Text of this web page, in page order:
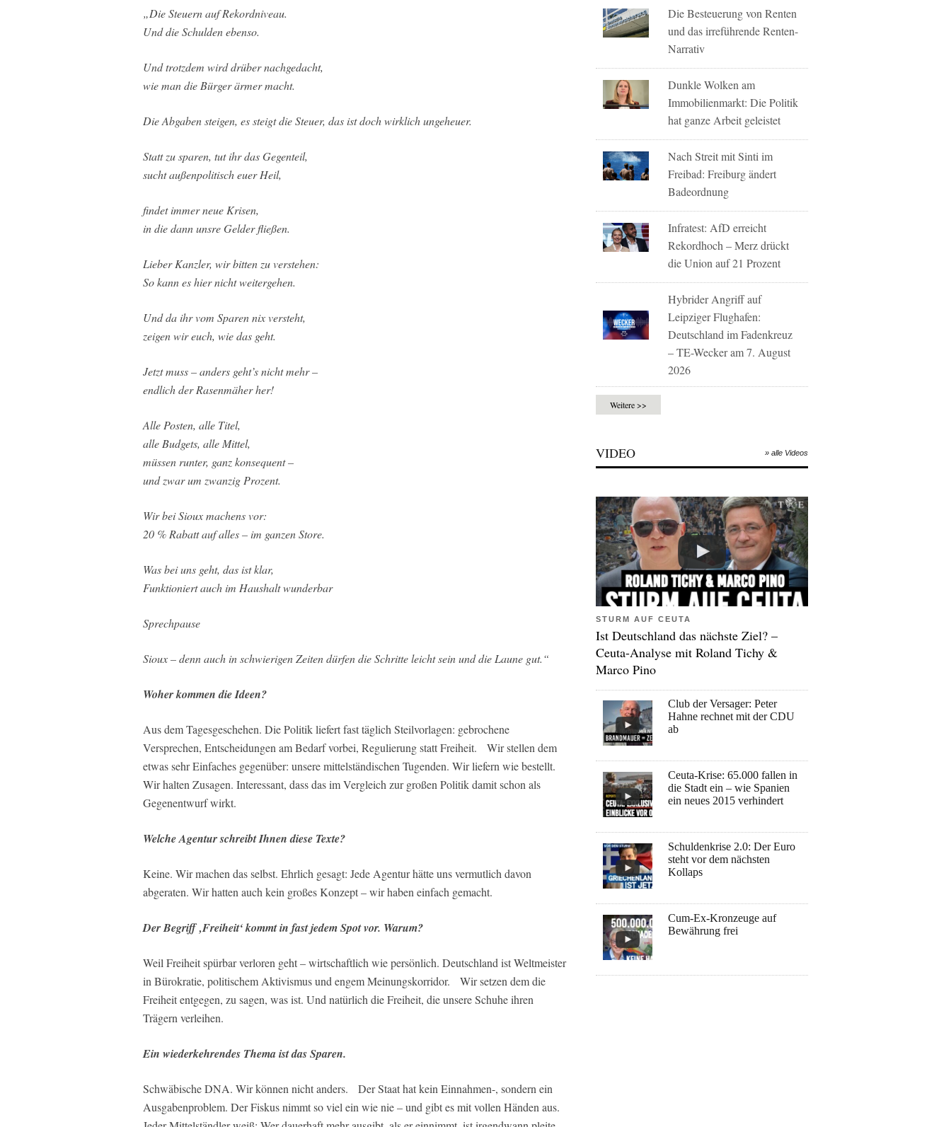
„Die Steuern auf Rekordniveau.
Und die Schulden ebenso.
Und trotzdem wird drüber nachgedacht,
wie man die Bürger ärmer macht.
Die Abgaben steigen, es steigt die Steuer, das ist doch wirklich ungeheuer.
Statt zu sparen, tut ihr das Gegenteil,
sucht außenpolitisch euer Heil,
findet immer neue Krisen,
in die dann unsre Gelder fließen.
Lieber Kanzler, wir bitten zu verstehen:
So kann es hier nicht weitergehen.
Und da ihr vom Sparen nix versteht,
zeigen wir euch, wie das geht.
Jetzt muss – anders geht’s nicht mehr –
endlich der Rasenmäher her!
Alle Posten, alle Titel,
alle Budgets, alle Mittel,
müssen runter, ganz konsequent –
und zwar um zwanzig Prozent.
Wir bei Sioux machens vor:
20 % Rabatt auf alles – im ganzen Store.
Was bei uns geht, das ist klar,
Funktioniert auch im Haushalt wunderbar
Sprechpause
Sioux – denn auch in schwierigen Zeiten dürfen die Schritte leicht sein und die Laune gut.“
Woher kommen die Ideen?
Aus dem Tagesgeschehen. Die Politik liefert fast täglich Steilvorlagen: gebrochene
Versprechen, Entscheidungen am Bedarf vorbei, Regulierung statt Freiheit. Wir stellen dem
etwas sehr Einfaches gegenüber: unsere mittelständischen Tugenden. Wir liefern wie bestellt.
Wir halten Zusagen. Interessant, dass das im Vergleich zur großen Politik damit schon als
Gegenentwurf wirkt.
Welche Agentur schreibt Ihnen diese Texte?
Keine. Wir machen das selbst. Ehrlich gesagt: Jede Agentur hätte uns vermutlich davon
abgeraten. Wir hatten auch kein großes Konzept – wir haben einfach gemacht.
Der Begriff ‚Freiheit‘ kommt in fast jedem Spot vor. Warum?
Weil Freiheit spürbar verloren geht – wirtschaftlich wie persönlich. Deutschland ist Weltmeister
in Bürokratie, politischem Aktivismus und engem Meinungskorridor. Wir setzen dem die
Freiheit entgegen, zu sagen, was ist. Und natürlich die Freiheit, die unsere Schuhe ihren
Trägern verleihen.
Ein wiederkehrendes Thema ist das Sparen.
Schwäbische DNA. Wir können nicht anders. Der Staat hat kein Einnahmen-, sondern ein
Ausgabenproblem. Der Fiskus nimmt so viel ein wie nie – und gibt es mit vollen Händen aus.
Die Besteuerung von Renten
und das irreführende Renten-
Narrativ
Dunkle Wolken am
Immobilienmarkt: Die Politik
hat ganze Arbeit geleistet
Nach Streit mit Sinti im
Freibad: Freiburg ändert
Badeordnung
Infratest: AfD erreicht
Rekordhoch – Merz drückt
die Union auf 21 Prozent
Hybrider Angriff auf
Leipziger Flughafen:
Deutschland im Fadenkreuz
– TE-Wecker am 7. August
2026
Weitere >>
VIDEO » alle Videos
STURM AUF CEUTA
Ist Deutschland das nächste Ziel? –
Ceuta-Analyse mit Roland Tichy &
Marco Pino
Club der Versager: Peter
Hahne rechnet mit der CDU
ab
Ceuta-Krise: 65.000 fallen in
die Stadt ein – wie Spanien
ein neues 2015 verhindert
Schuldenkrise 2.0: Der Euro
steht vor dem nächsten
Kollaps
Cum-Ex-Kronzeuge auf
Bewährung frei